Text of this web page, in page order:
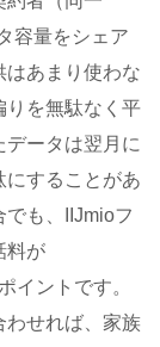
容量をシェア
はあまり使わな
りを無駄なく平
ータは翌月に
にすることがあ
も、IIJmioフ
料が
イントです。
わせれば、家族